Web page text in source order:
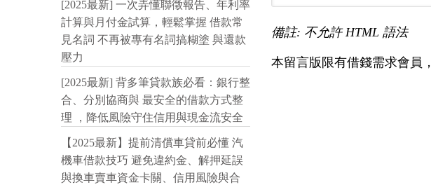
備註: 不允許 HTML 語法
本留言版限有借錢需求會員，
[2025最新] 一次弄懂聯徵報告、年利率
計算與月付金試算，輕鬆掌握 借款常
見名詞 不再被專有名詞搞糊塗 與還款
壓力
[2025最新] 背多筆貸款族必看：銀行整
合、分別協商與 最安全的借款方式整
理 ，降低風險守住信用與現金流安全
【2025最新】提前清償車貸前必懂 汽
機車借款技巧 避免違約金、解押延誤
與換車賣車資金卡關、信用風險與合